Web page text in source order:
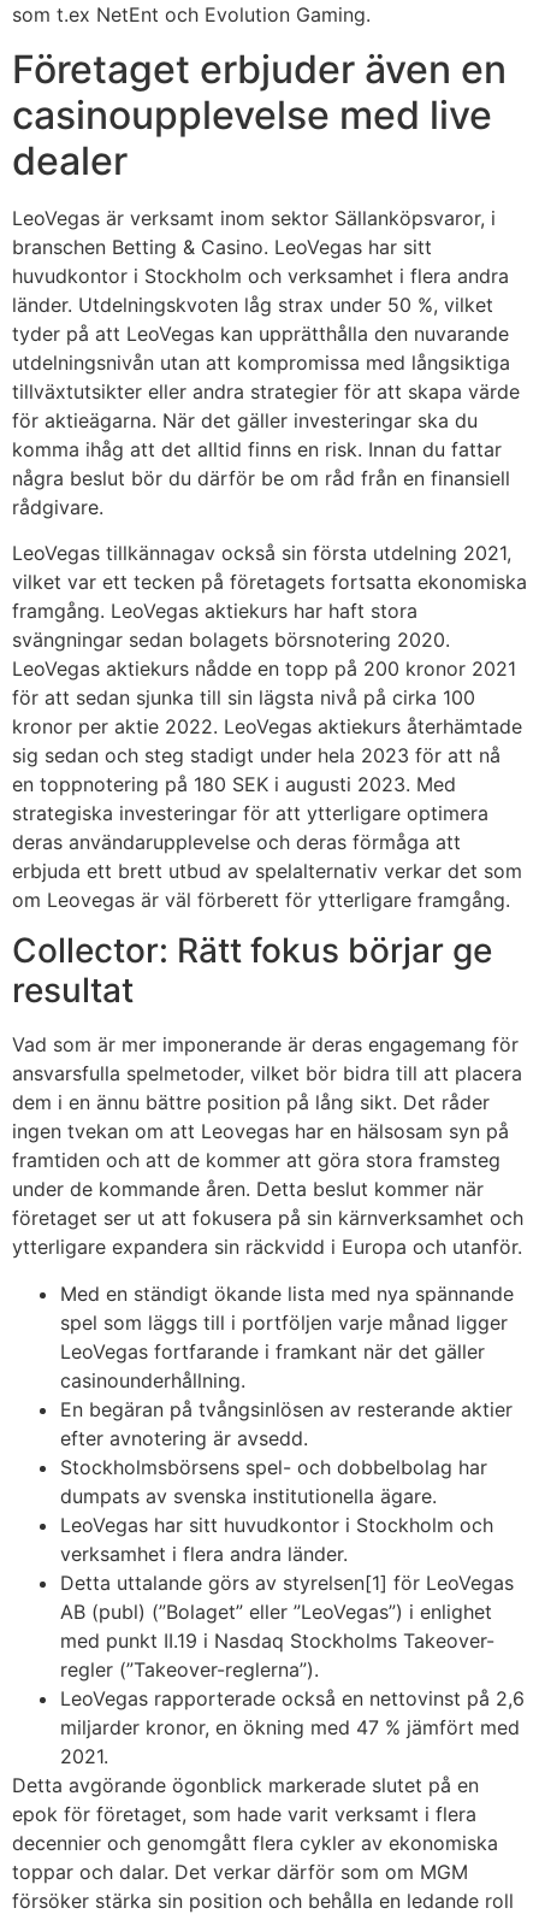
som t.ex NetEnt och Evolution Gaming.
Företaget erbjuder även en
casinoupplevelse med live
dealer
LeoVegas är verksamt inom sektor Sällanköpsvaror, i
branschen Betting & Casino. LeoVegas har sitt
huvudkontor i Stockholm och verksamhet i flera andra
länder. Utdelningskvoten låg strax under 50 %, vilket
tyder på att LeoVegas kan upprätthålla den nuvarande
utdelningsnivån utan att kompromissa med långsiktiga
tillväxtutsikter eller andra strategier för att skapa värde
för aktieägarna. När det gäller investeringar ska du
komma ihåg att det alltid finns en risk. Innan du fattar
några beslut bör du därför be om råd från en finansiell
rådgivare.
LeoVegas tillkännagav också sin första utdelning 2021,
vilket var ett tecken på företagets fortsatta ekonomiska
framgång. LeoVegas aktiekurs har haft stora
svängningar sedan bolagets börsnotering 2020.
LeoVegas aktiekurs nådde en topp på 200 kronor 2021
för att sedan sjunka till sin lägsta nivå på cirka 100
kronor per aktie 2022. LeoVegas aktiekurs återhämtade
sig sedan och steg stadigt under hela 2023 för att nå
en toppnotering på 180 SEK i augusti 2023. Med
strategiska investeringar för att ytterligare optimera
deras användarupplevelse och deras förmåga att
erbjuda ett brett utbud av spelalternativ verkar det som
om Leovegas är väl förberett för ytterligare framgång.
Collector: Rätt fokus börjar ge
resultat
Vad som är mer imponerande är deras engagemang för
ansvarsfulla spelmetoder, vilket bör bidra till att placera
dem i en ännu bättre position på lång sikt. Det råder
ingen tvekan om att Leovegas har en hälsosam syn på
framtiden och att de kommer att göra stora framsteg
under de kommande åren. Detta beslut kommer när
företaget ser ut att fokusera på sin kärnverksamhet och
ytterligare expandera sin räckvidd i Europa och utanför.
Med en ständigt ökande lista med nya spännande
spel som läggs till i portföljen varje månad ligger
LeoVegas fortfarande i framkant när det gäller
casinounderhållning.
En begäran på tvångsinlösen av resterande aktier
efter avnotering är avsedd.
Stockholmsbörsens spel- och dobbelbolag har
dumpats av svenska institutionella ägare.
LeoVegas har sitt huvudkontor i Stockholm och
verksamhet i flera andra länder.
Detta uttalande görs av styrelsen[1] för LeoVegas
AB (publ) (”Bolaget” eller ”LeoVegas”) i enlighet
med punkt II.19 i Nasdaq Stockholms Takeover-
regler (”Takeover-reglerna”).
LeoVegas rapporterade också en nettovinst på 2,6
miljarder kronor, en ökning med 47 % jämfört med
2021.
Detta avgörande ögonblick markerade slutet på en
epok för företaget, som hade varit verksamt i flera
decennier och genomgått flera cykler av ekonomiska
toppar och dalar. Det verkar därför som om MGM
försöker stärka sin position och behålla en ledande roll